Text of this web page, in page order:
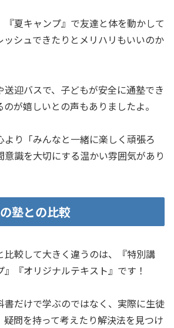
『夏キャンプ』で友達と体を動かして
ッシュできたりとメリハリもいいのか
送迎バスで、子どもが安全に通塾でき
が嬉しいとの声もありましたよ。
り「みんなと一緒に楽しく頑張ろ
意識を大切にする温かい雰囲気があり
塾との比較
比較して大きく違うのは、『特別講
『オリジナルテキスト』です！
書だけで学ぶのではなく、実際に生徒
問を持って考えたり解決法を見つけ